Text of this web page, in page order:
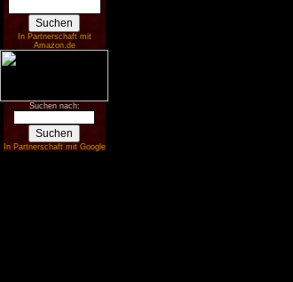
In Partnerschaft mit
Amazon.de
Suchen nach:
In Partnerschaft mit Google